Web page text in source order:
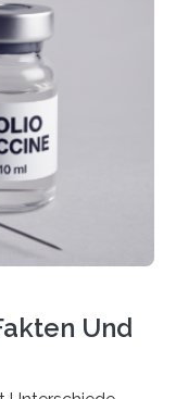
Therapien, die
normales
Daniel Merk vom
am
solche
des
Sander-
Und